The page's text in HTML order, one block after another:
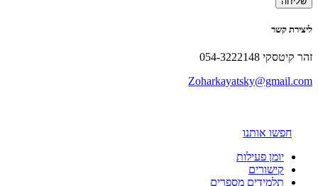
ליצירת קשר
זהר קיטסקי 054-3222148
Zoharkayatsky@gmail.com
חפשו אותנו
יומן פעילות
קישורים
תלמידים מספרים